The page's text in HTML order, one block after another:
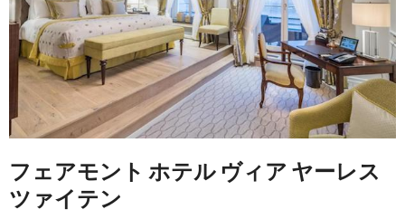
フェアモント ホテル ヴィア ヤーレス
ツァイテン